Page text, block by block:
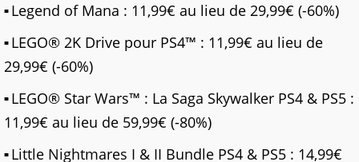
Legend of Mana : 11,99€ au lieu de 29,99€ (-60%)
LEGO® 2K Drive pour PS4™ : 11,99€ au lieu de
29,99€ (-60%)
LEGO® Star Wars™ : La Saga Skywalker PS4 & PS5 :
11,99€ au lieu de 59,99€ (-80%)
Little Nightmares I & II Bundle PS4 & PS5 : 14,99€